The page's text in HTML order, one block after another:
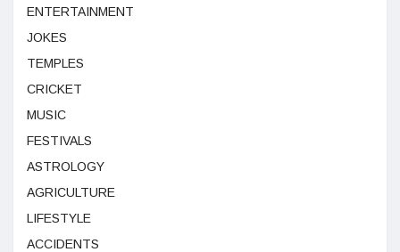
ENTERTAINMENT
JOKES
TEMPLES
CRICKET
MUSIC
FESTIVALS
ASTROLOGY
AGRICULTURE
LIFESTYLE
ACCIDENTS